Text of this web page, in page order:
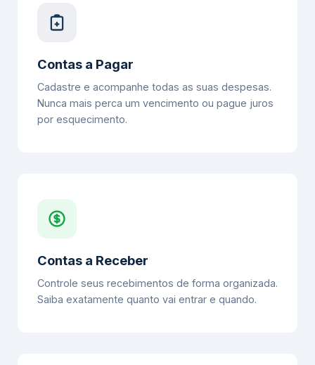
Contas a Pagar
Cadastre e acompanhe todas as suas despesas.
Nunca mais perca um vencimento ou pague juros
por esquecimento.
Contas a Receber
Controle seus recebimentos de forma organizada.
Saiba exatamente quanto vai entrar e quando.